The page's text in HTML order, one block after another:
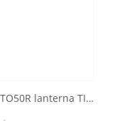
Wuben TO50R lanterna TIR CRI si baterie externa